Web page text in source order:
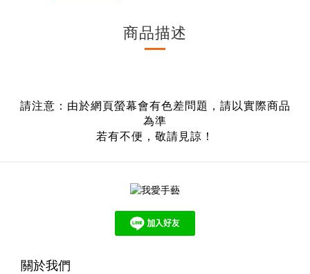
商品描述
請注意：由於網頁螢幕會有色差問題，請以實際商品
為準
若有不便，敬請見諒！
關於我們